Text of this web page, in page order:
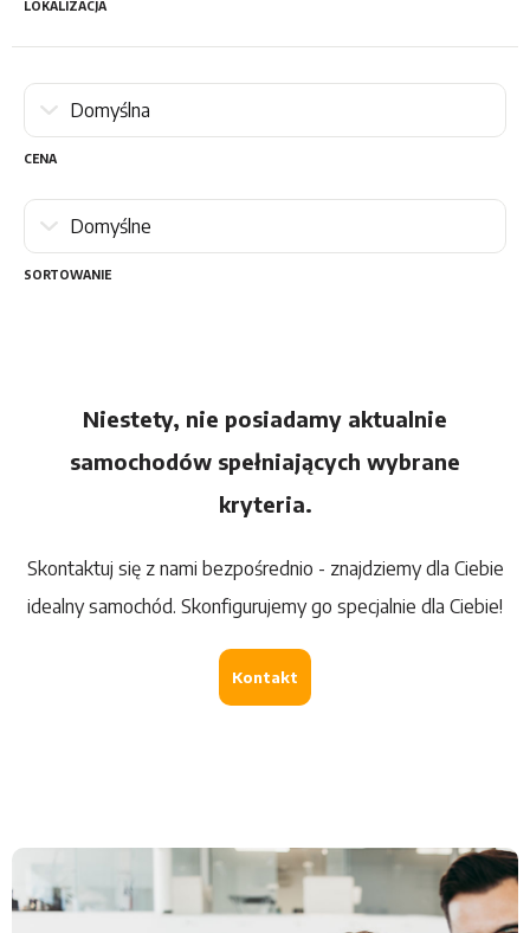
LOKALIZACJA
CENA
SORTOWANIE
Niestety, nie posiadamy aktualnie
samochodów spełniających wybrane
kryteria.
Skontaktuj się z nami bezpośrednio - znajdziemy dla Ciebie
idealny samochód. Skonfigurujemy go specjalnie dla Ciebie!
Kontakt